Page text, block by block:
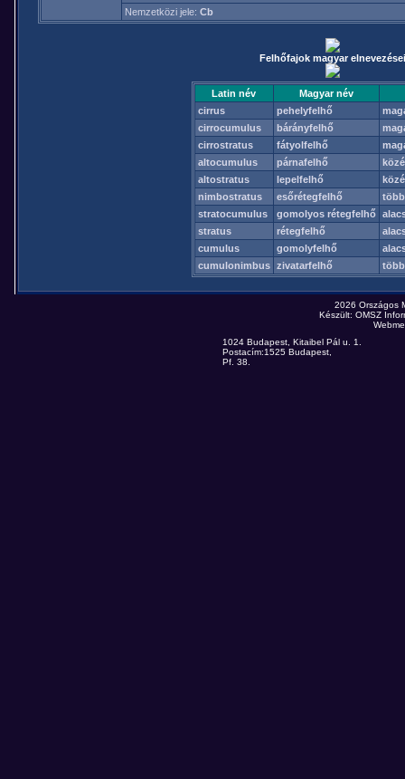
Nemzetközi jele: Cb
Felhőfajok magyar elnevezései
Latin név
Magyar név
cirrus
pehelyfelhő
cirrocumulus
bárányfelhő
cirrostratus
fátyolfelhő
altocumulus
párnafelhő
altostratus
lepelfelhő
nimbostratus
esőrétegfelhő
stratocumulus
gomolyos rétegfelhő
stratus
rétegfelhő
cumulus
gomolyfelhő
cumulonimbus
zivatarfelhő
2026
Készült: OMSZ
1024 Budapest, Kitaibel Pál u. 1.
Postacím:1525 Budapest,
Pf. 38.